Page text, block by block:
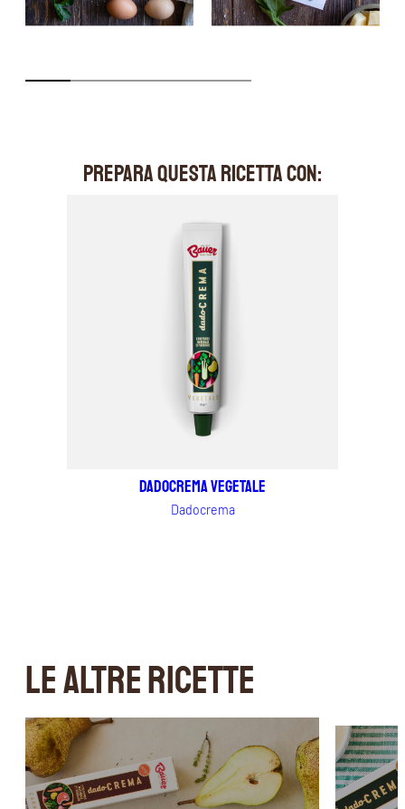
PREPARA QUESTA RICETTA CON:
Dadocrema vegetale
Dadocrema
LE ALTRE RICETTE